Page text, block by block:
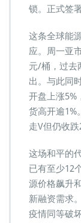
锁。正式签
这条全球能
应。周一亚
元/桶，过去
出。与此同
开盘上涨5%
货高开逾1%
走V但仍收跌
这场和平的
已有至少12
源价格飙升
新融资需求
疫情同等破